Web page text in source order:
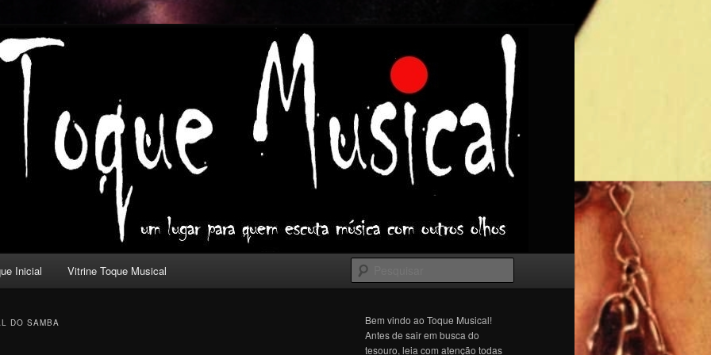
com outros olhos.
Inicial Vitrine Toque Musical
DO SAMBA
Bem vindo ao Toque Musical!
Antes de sair em busca do
tesouro, leia com atenção todas